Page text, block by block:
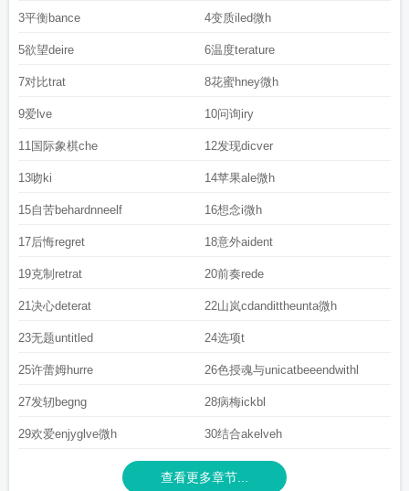
3平衡bance 4变质iled微h
5欲望deire 6温度terature
7对比trat 8花蜜hney微h
9爱lve 10问询iry
11国际象棋che 12发现dicver
13吻ki 14苹果ale微h
15自苦behardnneelf 16想念i微h
17后悔regret 18意外aident
19克制retrat 20前奏rede
21决心deterat 22山岚cdandittheunta微h
23无题untitled 24选项t
25许蕾姆hurre 26色授魂与unicatbeeendwithl
27发轫begng 28病梅ickbl
29欢爱enjyglve微h 30结合akelveh
查看更多章节...